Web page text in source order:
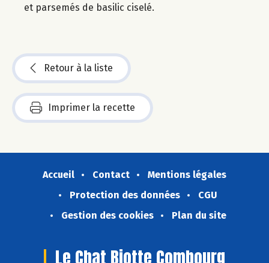
et parsemés de basilic ciselé.
Retour à la liste
Imprimer la recette
Accueil Contact
Mentions légales
Protection des données
CGU
Gestion des cookies
Plan du site
Le Chat Biotte Combourg